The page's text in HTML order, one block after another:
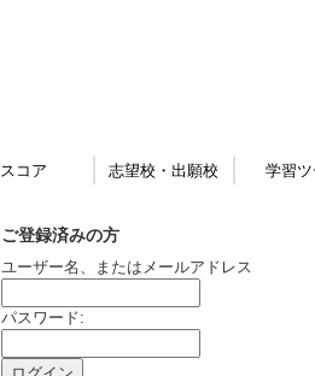
スコア 志望校・出願校 学習
ご登録済みの方
ユーザー名、またはメールアドレス
パスワード: